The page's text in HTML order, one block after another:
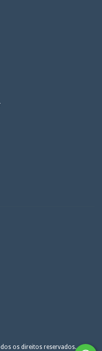
os direitos reservados.